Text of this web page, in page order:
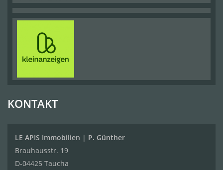
KONTAKT
LE APIS Immobilien | P. Günther
Brauhausstr. 19
D-04425 Taucha